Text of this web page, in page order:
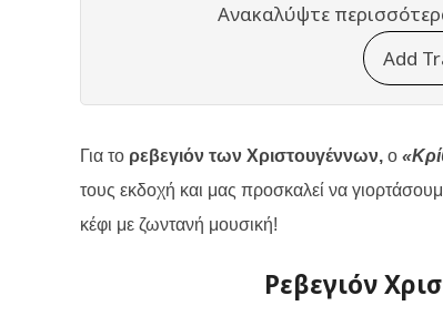
Ανακαλύψτε
Add
Για το ρεβεγιόν των Χριστουγέννων, ο
τους εκδοχή και μας προσκαλεί να
κέφι με ζωντανή μουσική!
Ρεβεγιόν